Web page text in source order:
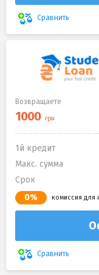
Сравнить
Возвращаете
1й кредит
Макс. сумма
Срок
0% комиссия для
Сравнить